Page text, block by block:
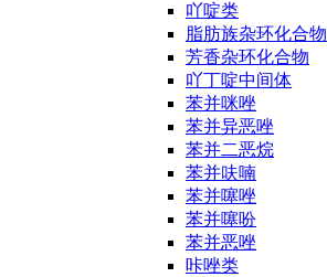
吖啶类
脂肪族杂环化合物
芳香杂环化合物
吖丁啶中间体
苯并咪唑
苯并异恶唑
苯并二恶烷
苯并呋喃
苯并噻唑
苯并噻吩
苯并恶唑
咔唑类